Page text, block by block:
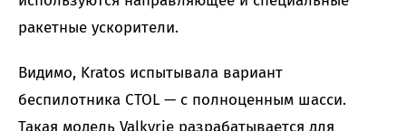
ракетные ускорители.
Видимо, Kratos испытывала вариант
беспилотника CTOL — с полноценным шасси.
Такая модель Valkyrie разрабатывается для